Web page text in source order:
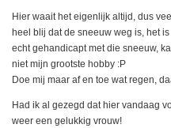
Hier waait het eigenlijk altijd, dus
heel blij dat de sneeuw weg is, het
echt gehandicapt met die sneeuw,
niet mijn grootste hobby :P
Doe mij maar af en toe wat regen,
Had ik al gezegd dat hier vandaag
weer een gelukkig vrouw!